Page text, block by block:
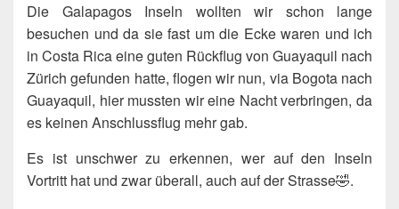
Die Galapagos Inseln wollten wir schon lange
besuchen und da sie fast um die Ecke waren und ich
in Costa Rica eine guten Rückflug von Guayaquil nach
Zürich gefunden hatte, flogen wir nun, via Bogota nach
Guayaquil, hier mussten wir eine Nacht verbringen, da
es keinen Anschlussflug mehr gab.
Es ist unschwer zu erkennen, wer auf den Inseln
Vortritt hat und zwar überall, auch auf der Strasse🤣.